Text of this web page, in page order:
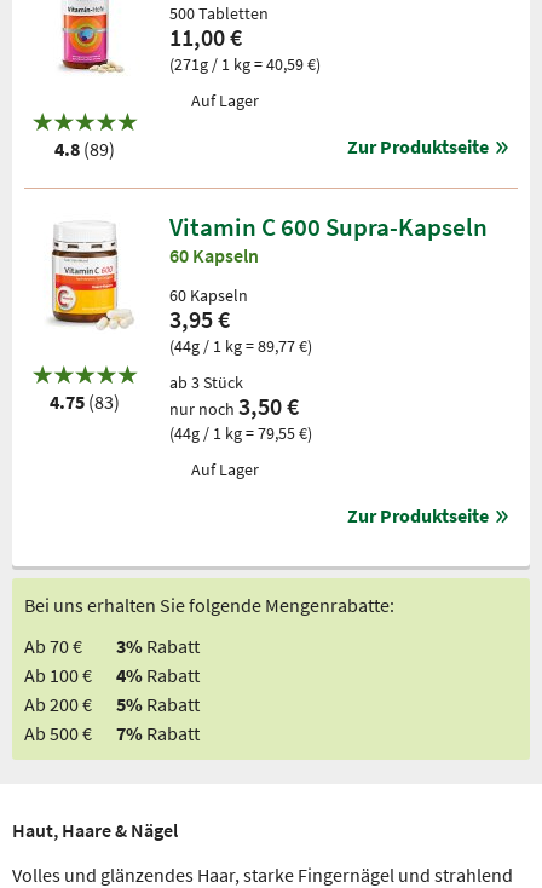
4.8 (89)
500 Tabletten
11,00 €
(271g / 1 kg = 40,59 €)
Auf Lager
Zur Produktseite
4.75 (83)
Vitamin C 600 Supra-Kapseln
60 Kapseln
60 Kapseln
3,95 €
(44g / 1 kg = 89,77 €)
ab 3 Stück
nur noch 3,50 €
(44g / 1 kg = 79,55 €)
Auf Lager
Zur Produktseite
Bei uns erhalten Sie folgende Mengenrabatte:
Ab 70 €
3% Rabatt
Ab 100 €
4% Rabatt
Ab 200 €
5% Rabatt
Ab 500 €
7% Rabatt
Haut, Haare & Nägel
Volles und glänzendes Haar, starke Fingernägel und strahlend